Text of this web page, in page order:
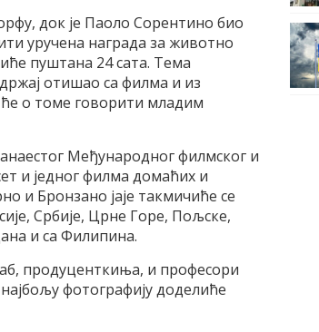
док је Паоло Сорентино био
уручена награда за животно
пуштана 24 сата. Тема
отишао са филма и из
ће о томе говорити младим
Међународног филмског и
и једног филма домаћих и
и Бронзано јаје такмичиће се
Србије, Црне Горе, Пољске,
и са Филипина.
продуценткиња, и професори
фотографију доделиће